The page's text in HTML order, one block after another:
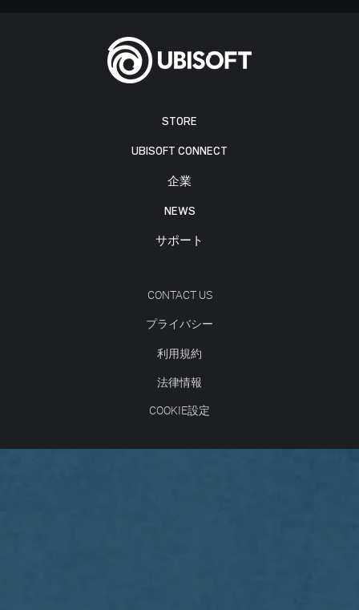
STORE
UBISOFT CONNECT
企業
NEWS
サポート
CONTACT US
プライバシー
利用規約
法律情報
COOKIE設定